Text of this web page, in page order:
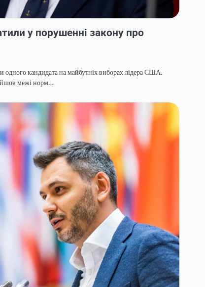
у порушенні закону про
одного кандидата на майбутніх виборах лідера США.
межі норм…